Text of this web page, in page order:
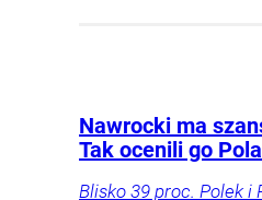
Nawrocki ma
Tak ocenili go
Blisko 39 proc. Polek i